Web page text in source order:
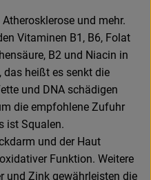
und mehr.
Vitaminen B1, B6, Folat
B2 und Niacin in
heißt es senkt die
und DNA schädigen
die empfohlene Zufuhr
ist Squalen.
und der Haut
Funktion. Weitere
und Zink gewährleisten die